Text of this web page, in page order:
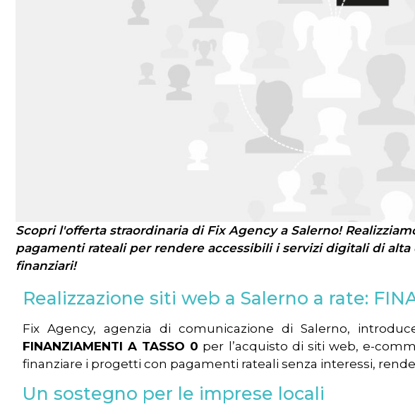
Scopri l'offerta straordinaria di Fix Agency a Salerno!
pagamenti rateali per rendere accessibili i servizi digitali di
finanziari!
Realizzazione siti web a Salerno a rate:
Fix Agency, agenzia di comunicazione di Salerno,
FINANZIAMENTI A TASSO 0 per l’acquisto di siti web, e-
finanziare i progetti con pagamenti rateali senza interessi,
Un sostegno per le imprese locali